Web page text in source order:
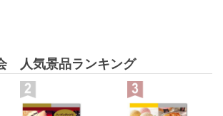
人気景品ランキング